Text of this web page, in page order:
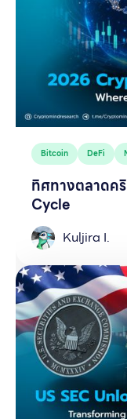
Bitcoin DeFi
ทิศทางตลาดคริ
Cycle
Kuljira I.